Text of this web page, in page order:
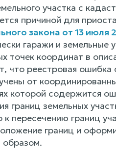
участка с
причиной для
закона от 13 июля
гаражи и земельные
точек координат в
что реестровая
от
которой содержится
границ земельных
пересечению границ
границ и